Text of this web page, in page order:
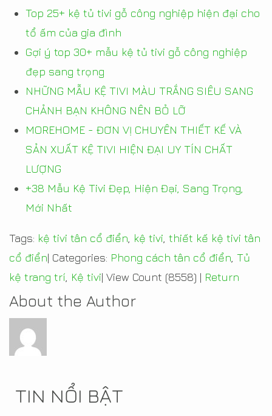
Top 25+ kệ tủ tivi gỗ công nghiệp hiện đại cho
tổ ấm của gia đình
Gợi ý top 30+ mẫu kệ tủ tivi gỗ công nghiệp
đẹp sang trọng
NHỮNG MẪU KỆ TIVI MÀU TRẮNG SIÊU SANG
CHẢNH BẠN KHÔNG NÊN BỎ LỠ
MOREHOME - ĐƠN VỊ CHUYÊN THIẾT KẾ VÀ
SẢN XUẤT KỆ TIVI HIỆN ĐẠI UY TÍN CHẤT
LƯỢNG
+38 Mẫu Kệ Tivi Đẹp, Hiện Đại, Sang Trọng,
Mới Nhất
Tags: kệ tivi tân cổ điển, kệ tivi, thiết kế kệ tivi tân
cổ điển| Categories: Phong cách tân cổ điển, Tủ
kệ trang trí, Kệ tivi| View Count (8558) | Return
About the Author
TIN NỔI BẬT